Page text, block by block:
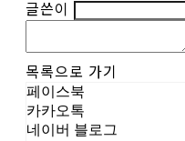
글쓴이
목록으로 가기
페이스북
카카오톡
네이버 블로그